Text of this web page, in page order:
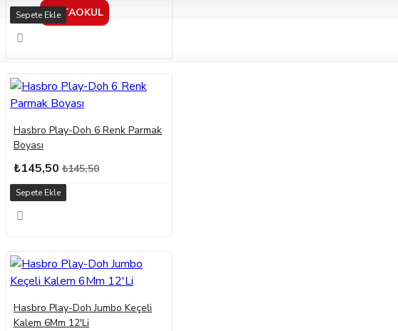
ORTAOKUL
Sepete Ekle
Hasbro Play-Doh 6 Renk Parmak
Boyası
₺145,50 ₺145,50
Sepete Ekle
Hasbro Play-Doh Jumbo Keçeli
Kalem 6Mm 12'Li